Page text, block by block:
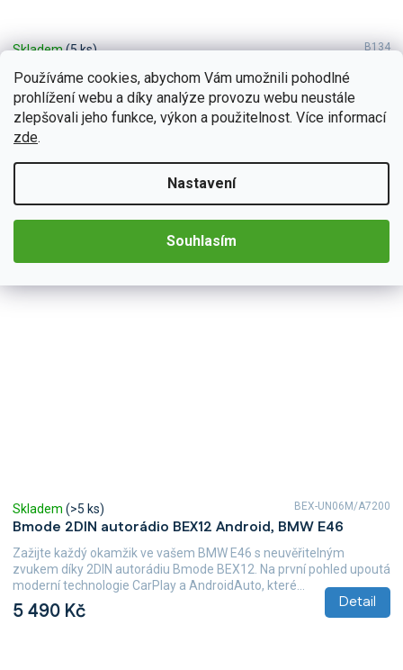
Používáme cookies, abychom Vám umožnili pohodlné
prohlížení webu a díky analýze provozu webu neustále
zlepšovali jeho funkce, výkon a použitelnost. Více informací
zde.
Nastavení
Souhlasím
Bmode 2DIN autorádio BEV13 Android, BMW E90 / E91
/ E92 / E93
Skladem(5 ks)
4 990 Kč Detail
Zažijte každý okamžik ve vaší BMW E90 / E91 / E92 / E93 s
neuvěřitelným zvukem díky 2DIN autorádiu Bmode BEV13. Na první
pohled upoutá moderní technologie CarPlay a...
B134
Bmode 2DIN autorádio BEX12 Android, BMW E46
Skladem (>5 ks)
5 490 Kč Detail
Zažijte každý okamžik ve vašem BMW E46 s neuvěřitelným
zvukem díky 2DIN autorádiu Bmode BEX12. Na první pohled upoutá
moderní technologie CarPlay a AndroidAuto, které...
BEX-UN06M/A7200